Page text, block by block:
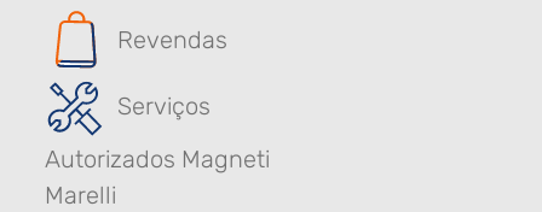
Revendas
Serviços
Autorizados Magneti
Marelli